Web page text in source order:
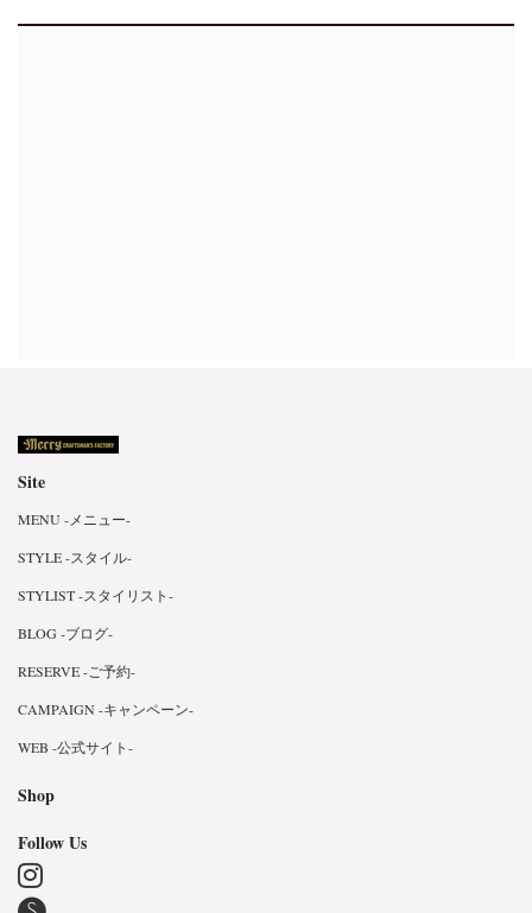
Site
MENU -メニュー-
STYLE -スタイル-
STYLIST -スタイリスト-
BLOG -ブログ-
RESERVE -ご予約-
CAMPAIGN -キャンペーン-
WEB -公式サイト-
Shop
Follow Us